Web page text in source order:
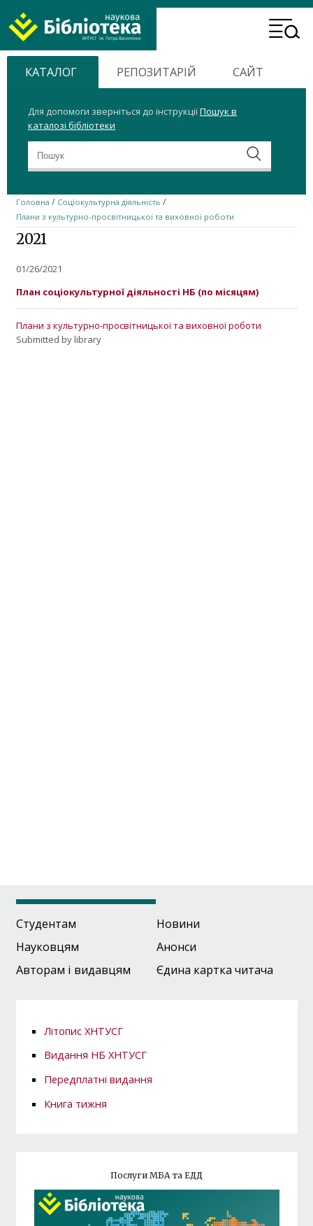
ХНТУСГ
Home
Header
Menu
КАТАЛОГ
Для допомоги зверніться до інструкціїПошук в
каталозі бібліотеки
РЕПОЗИТАРІЙ САЙТ
Головна / Соціокультурна діяльність /
Плани з культурно-просвітницької та виховної роботи
2021
01/26/2021
План соціокультурної діяльності НБ (по місяцям)
Плани з культурно-просвітницької та виховної роботи
Submitted bylibrary
Студентам
Науковцям
Авторам і видавцям
Новини
Анонси
Єдина картка читача
Літопис ХНТУСГ
Видання НБ ХНТУСГ
Передплатні видання
Книга тижня
Послуги МБА та ЕДД